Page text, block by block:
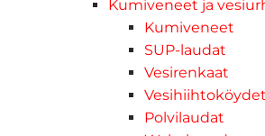
Kumiveneet ja
Kumiveneet
SUP-laudat
Vesirenkaat
Polvilaudat